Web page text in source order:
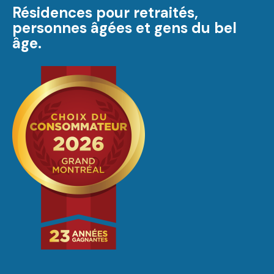
Résidences pour retraités,
personnes âgées et gens du bel
âge.